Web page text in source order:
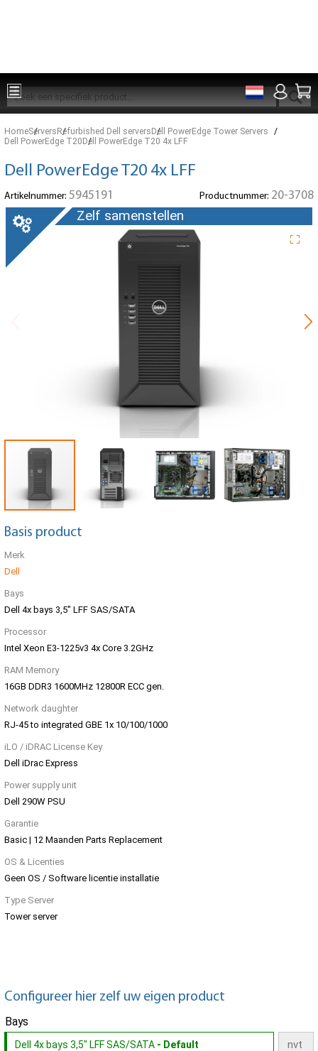
HomeServersRefurbished Dell serversDell PowerEdge Tower Servers
Dell PowerEdge T20Dell PowerEdge T20 4x LFF
Dell PowerEdge T20 4x LFF
Artikelnummer: 5945191 Productnummer: 20-3708
Zelf samenstellen
Basis product
Merk
Dell
Bays
Dell 4x bays 3,5" LFF SAS/SATA
Processor
Intel Xeon E3-1225v3 4x Core 3.2GHz
RAM Memory
16GB DDR3 1600MHz 12800R ECC gen.
Network daughter
RJ-45 to integrated GBE 1x 10/100/1000
iLO / iDRAC License Key
Dell iDrac Express
Power supply unit
Dell 290W PSU
Garantie
Basic | 12 Maanden Parts Replacement
OS & Licenties
Geen OS / Software licentie installatie
Type Server
Tower server
Configureer hier zelf uw eigen product
Bays
Dell 4x bays 3,5" LFF SAS/SATA - Default